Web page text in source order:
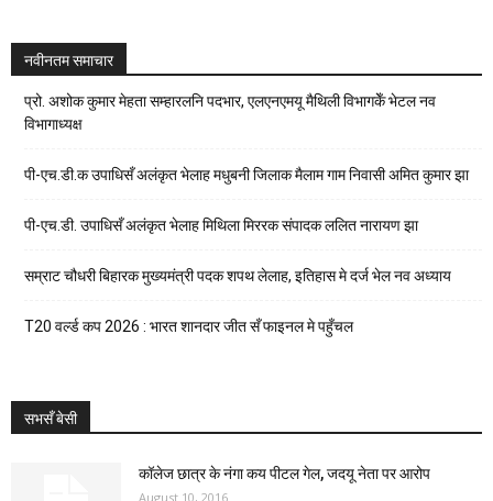
नवीनतम समाचार
प्रो. अशोक कुमार मेहता सम्हारलनि पदभार, एलएनएमयू मैथिली विभागकेँ भेटल नव
विभागाध्यक्ष
पी-एच.डी.क उपाधिसँ अलंकृत भेलाह मधुबनी जिलाक मैलाम गाम निवासी अमित कुमार झा
पी-एच.डी. उपाधिसँ अलंकृत भेलाह मिथिला मिररक संपादक ललित नारायण झा
सम्राट चौधरी बिहारक मुख्यमंत्री पदक शपथ लेलाह, इतिहास मे दर्ज भेल नव अध्याय
T20 वर्ल्ड कप 2026 : भारत शानदार जीत सँ फाइनल मे पहुँचल
सभसँ बेसी
कॉलेज छात्र के नंगा कय पीटल गेल, जदयू नेता पर आरोप
August 10, 2016